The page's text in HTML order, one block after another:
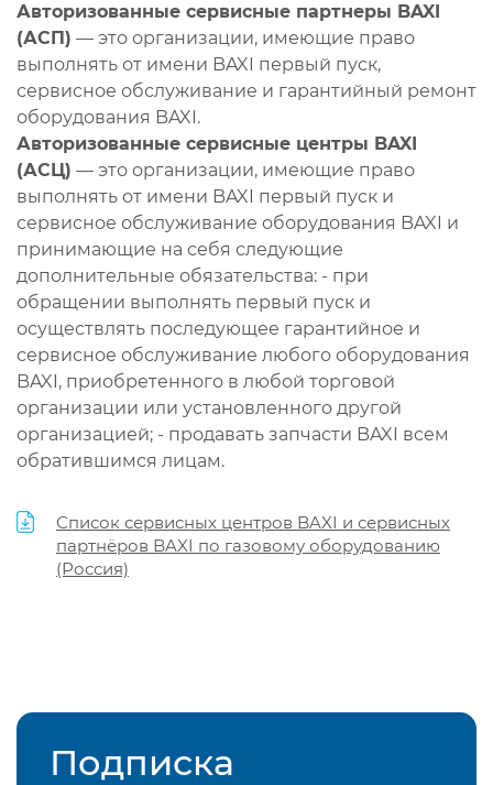
Авторизованные сервисные партнеры BAXI
(АСП) — это организации, имеющие право
выполнять от имени BAXI первый пуск,
сервисное обслуживание и гарантийный ремонт
оборудования BAXI.
Авторизованные сервисные центры BAXI
(АСЦ) — это организации, имеющие право
выполнять от имени BAXI первый пуск и
сервисное обслуживание оборудования BAXI и
принимающие на себя следующие
дополнительные обязательства: - при
обращении выполнять первый пуск и
осуществлять последующее гарантийное и
сервисное обслуживание любого оборудования
BAXI, приобретенного в любой торговой
организации или установленного другой
организацией; - продавать запчасти BAXI всем
обратившимся лицам.
Список сервисных центров BAXI и сервисных
партнёров BAXI по газовому оборудованию
(Россия)
Подписка